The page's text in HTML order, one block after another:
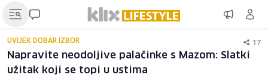
UVIJEK DOBAR IZBOR 17
Napravite neodoljive palačinke s Mazom: Slatki
užitak koji se topi u ustima